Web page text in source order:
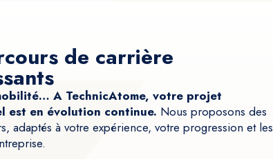
de carrière
A TechnicAtome, votre projet
est en évolution continue. Nous proposons des
adaptés à votre expérience, votre progression et les